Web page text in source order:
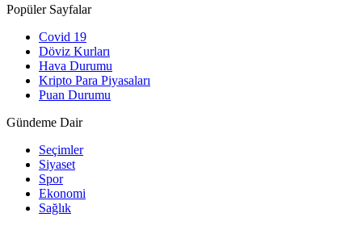
Popüler Sayfalar
Covid 19
Döviz Kurları
Hava Durumu
Kripto Para Piyasaları
Puan Durumu
Gündeme Dair
Seçimler
Siyaset
Spor
Ekonomi
Sağlık